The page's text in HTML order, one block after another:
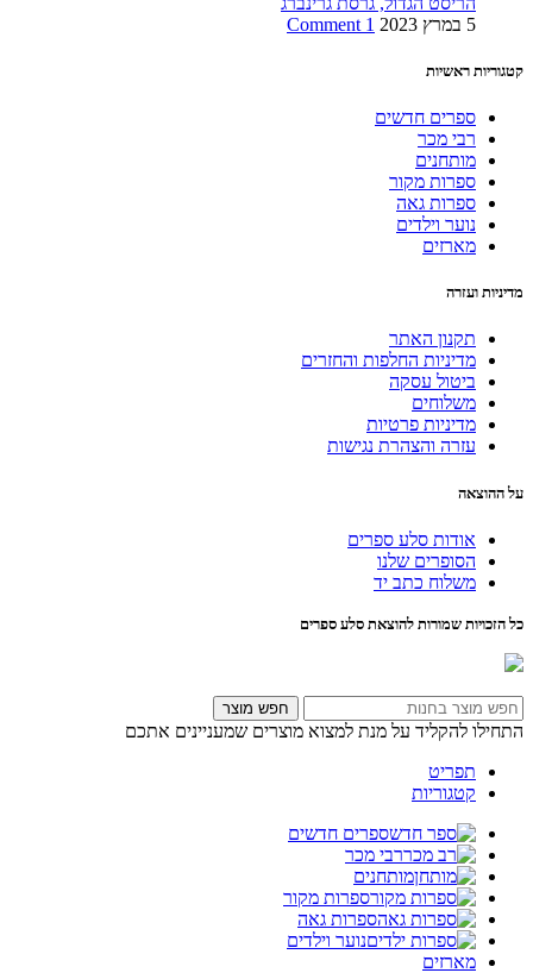
5 במרץ 2023
1 Comment
קטגוריות ראשיות
ספרים חדשים
רבי מכר
מותחנים
ספרות מקור
ספרות גאה
נוער וילדים
מארזים
מדיניות ועזרה
תקנון האתר
מדיניות החלפות והחזרים
ביטול עסקה
משלוחים
מדיניות פרטיות
עזרה והצהרת נגישות
על ההוצאה
אודות סלע ספרים
הסופרים שלנו
משלוח כתב יד
כל הזכויות שמורות להוצאת סלע ספרים
חפש מוצר
התחילו להקליד על מנת למצוא מוצרים שמעניינים אתכם
תפריט
קטגוריות
ספרים חדשים
רבי מכר
מותחנים
ספרות מקור
ספרות גאה
נוער וילדים
מארזים